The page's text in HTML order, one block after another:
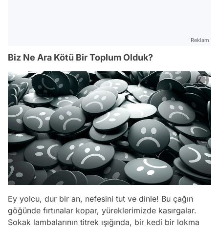
Reklam
Biz Ne Ara Kötü Bir Toplum Olduk?
Ey yolcu, dur bir an, nefesini tut ve dinle! Bu çağın
göğünde fırtınalar kopar, yüreklerimizde kasırgalar.
Sokak lambalarının titrek ışığında, bir kedi bir lokma